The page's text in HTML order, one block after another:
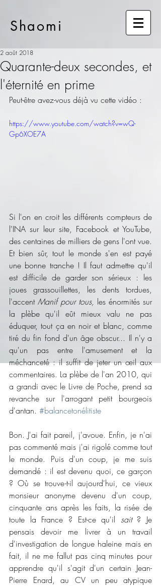
Shaomi
Quarante-deux secondes, et
l'éternité en prime
2 août 2018
Peut-être avez-vous déjà vu cette vidéo :
https://www.youtube.com/watch?v=wQ-
Gp6XOE7A
Si l'on en croit les différents compteurs de
l'INA sur leur site, Facebook et YouTube,
des centaines de milliers de gens l'ont vue.
Et bien sûr, tout le monde s'en est payé
une bonne tranche ! Il faut admettre qu'il
est difficile de garder son sérieux : les
joues grassouillettes, les dents tordues,
l'accent Manif pour tous, les énormités sur
la plèbe qu'il eût mieux valu ne pas
éduquer, tout ça en noir et blanc, comme
tiré du fin fond d'un âge obscur... Il n'y a
qu'un pas entre l'amusement et la
méchanceté : il suffit de jeter un œil aux
commentaires. La plèbe de l'an 2010, qui
a grandi avec le Livre de Poche, prend sa
revanche sur l'arrogant petit bourgeois
d'antan. #balancetonélitiste
Bon. J'ai fait pareil, j'avoue. Enfin, je n'ai
pas commenté mais j'ai rigolé comme tout
le monde. Puis d'un coup, je me suis
demandé : il est devenu quoi, ce garçon
? Où se trouve-t-il aujourd'hui, ce vieux
monsieur anonyme devenu d'un coup,
cinquante ans après les faits, la risée de
toute la France ? Est-ce qu'il sait ? Je
pensais devoir me livrer à un travail
d'investigation de longue haleine mais en
fait, il ne me fallut pas cinq minutes pour
apprendre qu'il s'agit d'un certain Jean-
Pierre Enard, au CV un peu atypique